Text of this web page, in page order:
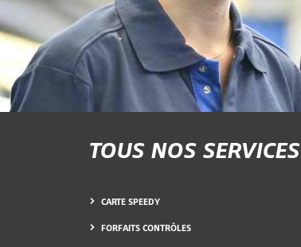
TOUS NOS SERVICES
CARTE SPEEDY
FORFAITS CONTRÔLES